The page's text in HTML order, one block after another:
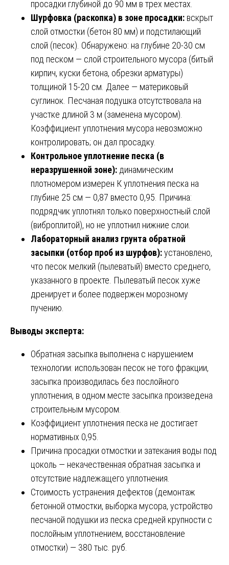
просадки глубиной до 90 мм в трех местах.
Шурфовка (раскопка) в зоне просадки: вскрыт
слой отмостки (бетон 80 мм) и подстилающий
слой (песок). Обнаружено: на глубине 20-30 см
под песком — слой строительного мусора (битый
кирпич, куски бетона, обрезки арматуры)
толщиной 15-20 см. Далее — материковый
суглинок. Песчаная подушка отсутствовала на
участке длиной 3 м (заменена мусором).
Коэффициент уплотнения мусора невозможно
контролировать; он дал просадку.
Контрольное уплотнение песка (в
неразрушенной зоне): динамическим
плотномером измерен К уплотнения песка на
глубине 25 см — 0,87 вместо 0,95. Причина:
подрядчик уплотнял только поверхностный слой
(виброплитой), но не уплотнил нижние слои.
Лабораторный анализ грунта обратной
засыпки (отбор проб из шурфов):установлено,
что песок мелкий (пылеватый) вместо среднего,
указанного в проекте. Пылеватый песок хуже
дренирует и более подвержен морозному
пучению.
Выводы эксперта:
Обратная засыпка выполнена с нарушением
технологии: использован песок не того фракции,
засыпка производилась без послойного
уплотнения, в одном месте засыпка произведена
строительным мусором.
Коэффициент уплотнения песка не достигает
нормативных 0,95.
Причина просадки отмостки и затекания воды под
цоколь — некачественная обратная засыпка и
отсутствие надлежащего уплотнения.
Стоимость устранения дефектов (демонтаж
бетонной отмостки, выборка мусора, устройство
песчаной подушки из песка средней крупности с
послойным уплотнением, восстановление
отмостки) — 380 тыс. руб.